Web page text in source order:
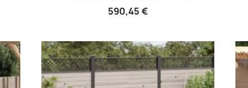
590,45 €